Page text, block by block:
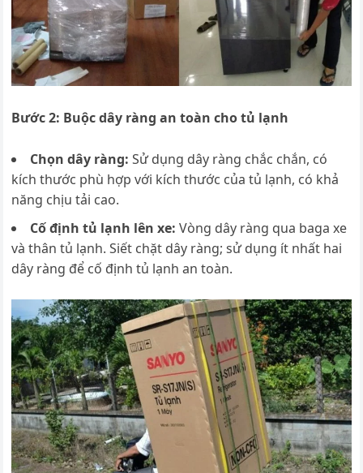
Bước 2: Buộc dây ràng an toàn cho tủ lạnh
Chọn dây ràng:Sử dụng dây ràng chắc chắn, có
kích thước phù hợp với kích thước của tủ lạnh, có khả
năng chịu tải cao.
Cố định tủ lạnh lên xe:Vòng dây ràng qua baga xe
và thân tủ lạnh. Siết chặt dây ràng; sử dụng ít nhất hai
dây ràng để cố định tủ lạnh an toàn.